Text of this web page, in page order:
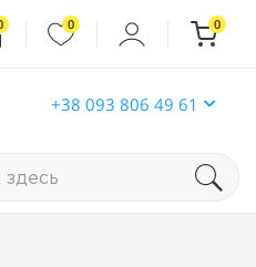
+38 093 806 49 61
0 0